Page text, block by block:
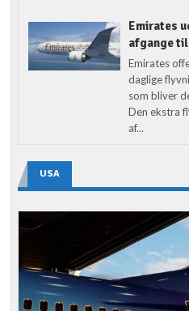
Emirates
afgange
Emirates
daglige
som bliver
Den ekstra
af...
USA